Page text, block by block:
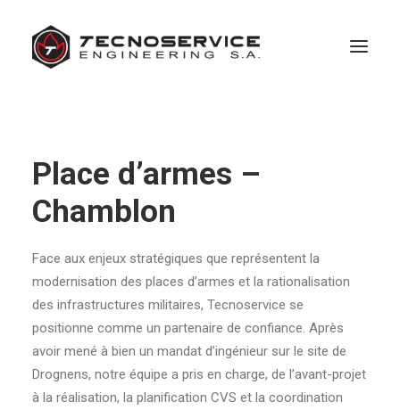
RÉALISATIONS
ACTUALITÉS
A PROPOS
CONTACT
Place d’armes –
Chamblon
Face aux enjeux stratégiques que représentent la
modernisation des places d’armes et la rationalisation
des infrastructures militaires, Tecnoservice se
positionne comme un partenaire de confiance. Après
avoir mené à bien un mandat d’ingénieur sur le site de
Drognens, notre équipe a pris en charge, de l’avant-projet
à la réalisation, la planification CVS et la coordination